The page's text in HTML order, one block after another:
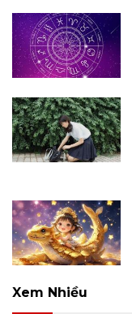
Xem Nhiều